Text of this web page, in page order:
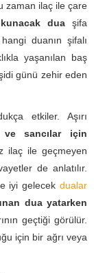
zaman ilaç ile çare
duaşifa
duanın şifalı
yaşanılan baş
günü zehir eden
etkiler. Aşırı
ve sancılar için
ilaç ile geçmeyen
de anlatılır.
iyi gelecek dualar
dua yatarken
geçtiği görülür.
için bir ağrı veya